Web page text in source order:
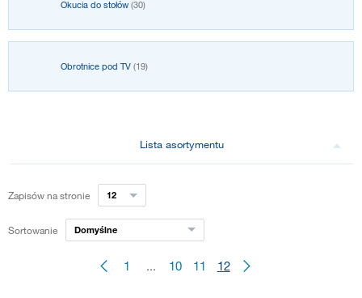
Okucia do stołów (30)
Obrotnice pod TV (19)
Lista asortymentu
Zapisów na stronie 12
Sortowanie Domyślne
1 ... 10 11 12